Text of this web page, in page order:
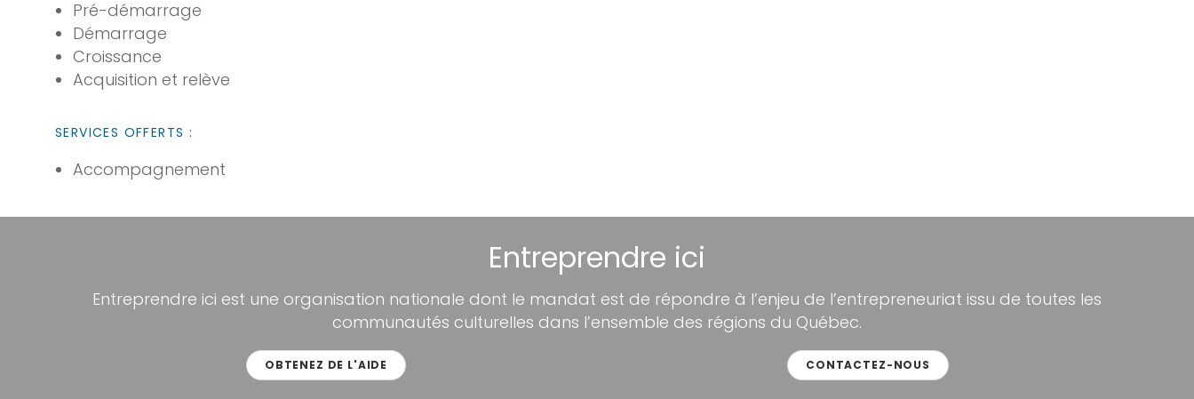
Pré-démarrage
Démarrage
Croissance
Acquisition et relève
SERVICES OFFERTS :
Accompagnement
Entreprendre ici
Entreprendre ici est une organisation nationale dont le mandat est de répondre à l’enjeu de l’entrepreneuriat issu de toutes les
communautés culturelles dans l’ensemble des régions du Québec.
OBTENEZ DE L'AIDE CONTACTEZ-NOUS